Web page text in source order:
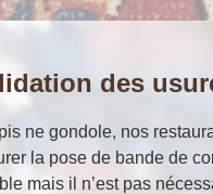
des
ne gondole, nos
la pose de bande de
mais il n’est pas